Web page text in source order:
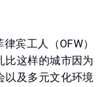
宾工人（OFW）
比这样的城市因为
以及多元文化环境